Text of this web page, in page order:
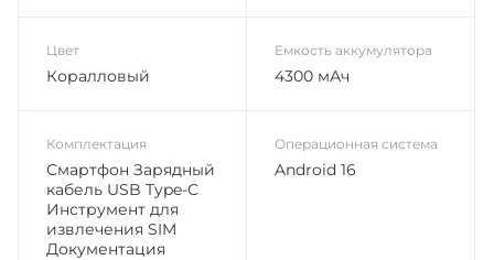
Цвет
Коралловый
Емкость аккумулятора
4300 мАч
Комплектация
Смартфон Зарядный
кабель USB Type-C
Инструмент для
извлечения SIM
Документация
Операционная система
Android 16